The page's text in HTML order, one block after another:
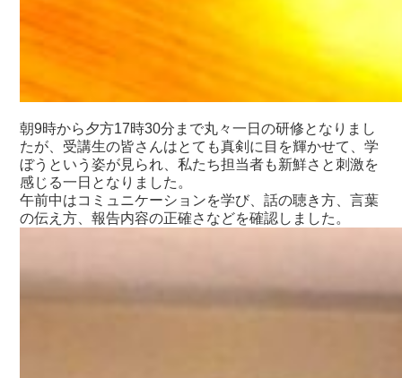
朝9時から夕方17時30分まで丸々一日の研修となりまし
たが、受講生の皆さんはとても真剣に目を輝かせて、学
ぼうという姿が見られ、私たち担当者も新鮮さと刺激を
感じる一日となりました。
午前中はコミュニケーションを学び、話の聴き方、言葉
の伝え方、報告内容の正確さなどを確認しました。